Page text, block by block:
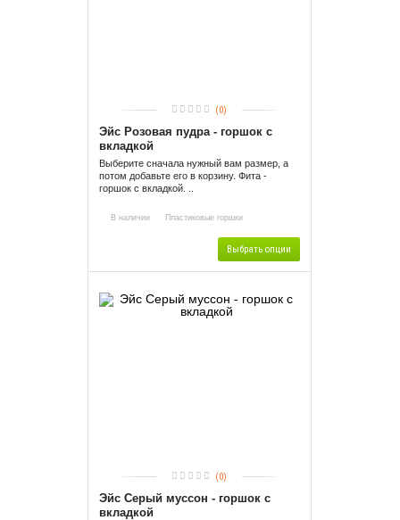
(0)
Эйс Розовая пудра - горшок с
вкладкой
Выберите сначала нужный вам размер, а
потом добавьте его в корзину. Фита -
горшок с вкладкой. ..
В наличии Пластиковые горшки
Выбрать опции
(0)
Эйс Серый муссон - горшок с
вкладкой